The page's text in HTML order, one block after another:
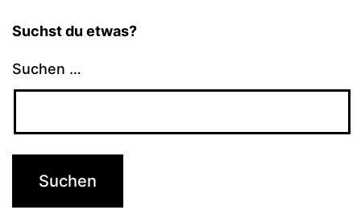
Suchst du etwas?
Suchen …